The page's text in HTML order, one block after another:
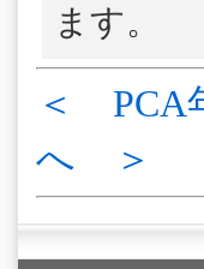
ます。
＜ PCA
へ ＞